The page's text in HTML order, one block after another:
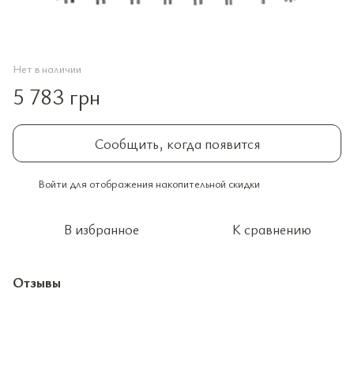
Нет в наличии
5 783 грн
Сообщить, когда появится
Войти для отображения накопительной скидки
В избранное К сравнению
Отзывы